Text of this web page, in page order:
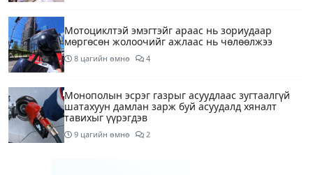
Мотоциклтэй эмэгтэйг араас нь зориудаар
мөргөсөн жолоочийг ажлаас нь чөлөөлжээ
8 цагийн өмнө 4
Монополын эсрэг газрыг асуудлаас зугтаалгүй
шатахуун дамлан зарж буй асуудалд хяналт
тавихыг үүрэгдэв
9 цагийн өмнө 2